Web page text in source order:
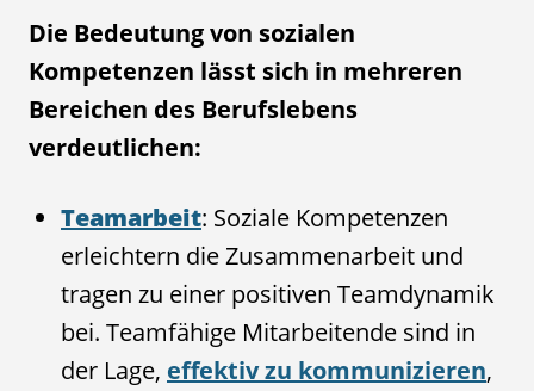
Die Bedeutung von sozialen
Kompetenzen lässt sich in mehreren
Bereichen des Berufslebens
verdeutlichen:
Teamarbeit: Soziale Kompetenzen
erleichtern die Zusammenarbeit und
tragen zu einer positiven Teamdynamik
bei. Teamfähige Mitarbeitende sind in
der Lage, effektiv zu kommunizieren,